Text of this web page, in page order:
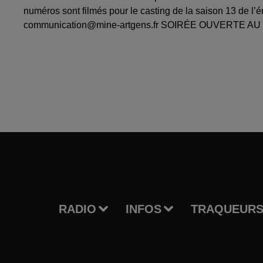
numéros sont filmés pour le casting de la saison 13 de
communication@mine-artgens.fr SOIRÉE OUVERTE
RADIO INFOS